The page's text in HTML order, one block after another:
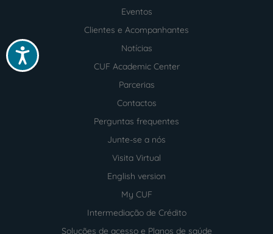
Acessibilidade
Eventos
Clientes e Acompanhantes
Notícias
CUF Academic Center
Parcerias
Contactos
Perguntas frequentes
Junte-se a nós
Visita Virtual
English version
My CUF
Intermediação de Crédito
Soluções de acesso e Planos de saúde